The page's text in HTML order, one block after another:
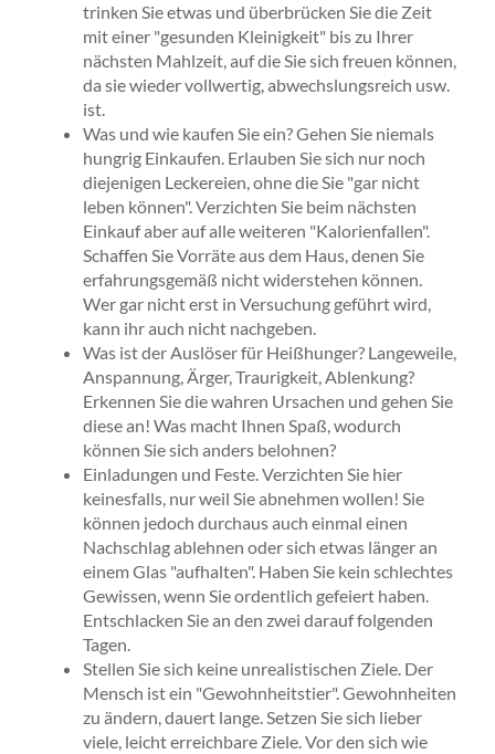
trinken Sie etwas und überbrücken Sie die Zeit
mit einer "gesunden Kleinigkeit" bis zu Ihrer
nächsten Mahlzeit, auf die Sie sich freuen können,
da sie wieder vollwertig, abwechslungsreich usw.
ist.
Was und wie kaufen Sie ein? Gehen Sie niemals
hungrig Einkaufen. Erlauben Sie sich nur noch
diejenigen Leckereien, ohne die Sie "gar nicht
leben können". Verzichten Sie beim nächsten
Einkauf aber auf alle weiteren "Kalorienfallen".
Schaffen Sie Vorräte aus dem Haus, denen Sie
erfahrungsgemäß nicht widerstehen können.
Wer gar nicht erst in Versuchung geführt wird,
kann ihr auch nicht nachgeben.
Was ist der Auslöser für Heißhunger? Langeweile,
Anspannung, Ärger, Traurigkeit, Ablenkung?
Erkennen Sie die wahren Ursachen und gehen Sie
diese an! Was macht Ihnen Spaß, wodurch
können Sie sich anders belohnen?
Einladungen und Feste. Verzichten Sie hier
keinesfalls, nur weil Sie abnehmen wollen! Sie
können jedoch durchaus auch einmal einen
Nachschlag ablehnen oder sich etwas länger an
einem Glas "aufhalten". Haben Sie kein schlechtes
Gewissen, wenn Sie ordentlich gefeiert haben.
Entschlacken Sie an den zwei darauf folgenden
Tagen.
Stellen Sie sich keine unrealistischen Ziele. Der
Mensch ist ein "Gewohnheitstier". Gewohnheiten
zu ändern, dauert lange. Setzen Sie sich lieber
viele, leicht erreichbare Ziele. Vor den sich wie